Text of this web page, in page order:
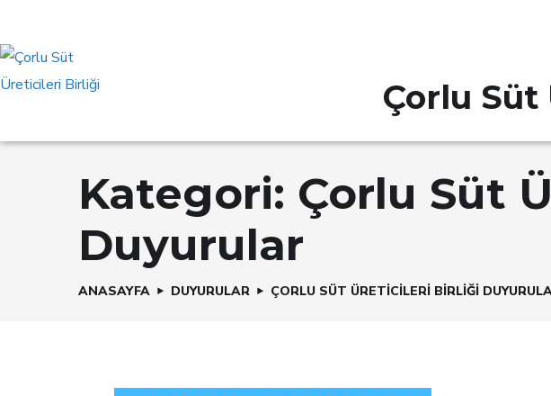
Çorlu
Kategori: Çorlu Süt
Duyurular
ANASAYFA DUYURULAR ÇORLU SÜT ÜRETICILERI BIRLIĞI